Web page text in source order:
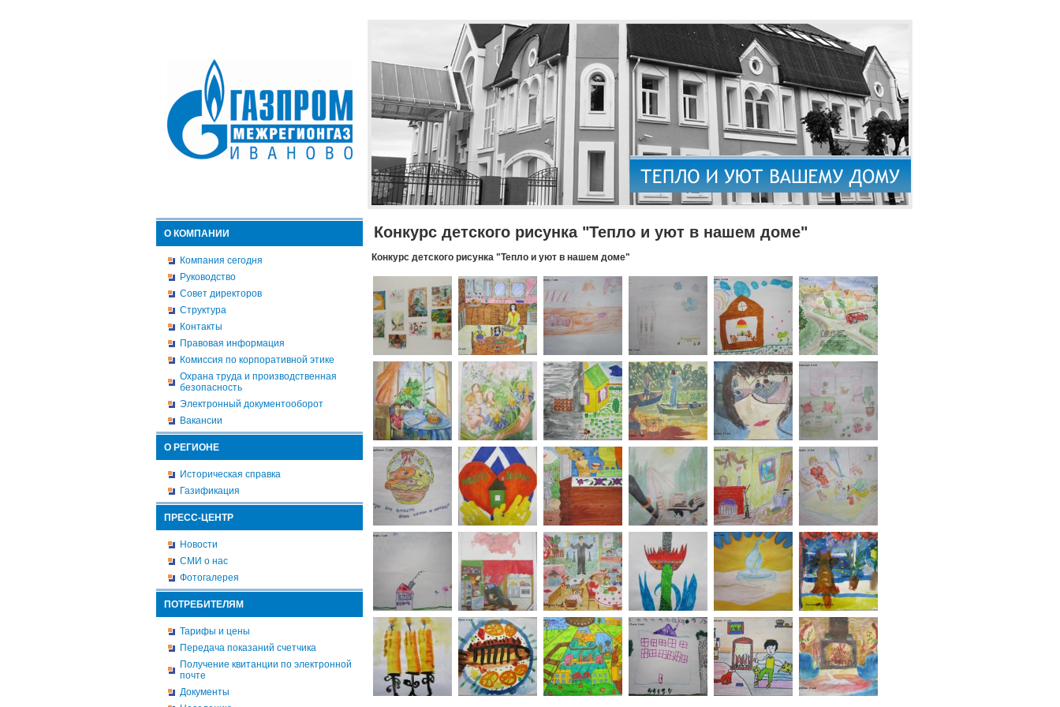
О КОМПАНИИ
Компания сегодня
Руководство
Совет директоров
Структура
Контакты
Правовая информация
Комиссия по корпоративной этике
Охрана труда и производственная
безопасность
Электронный документооборот
Вакансии
О РЕГИОНЕ
Историческая справка
Газификация
ПРЕСС-ЦЕНТР
Новости
СМИ о нас
Фотогалерея
ПОТРЕБИТЕЛЯМ
Тарифы и цены
Передача показаний счетчика
Получение квитанции по электронной
почте
Документы
Конкурс детского рисунка "Тепло и уют в нашем доме"
Конкурс детского рисунка "Тепло и уют в нашем доме"